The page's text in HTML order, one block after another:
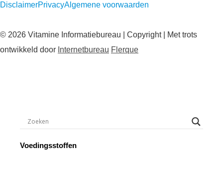
DisclaimerPrivacyAlgemene voorwaarden
© 2026 Vitamine Informatiebureau | Copyright | Met trots
ontwikkeld door Internetbureau Flerque
Voedingsstoffen